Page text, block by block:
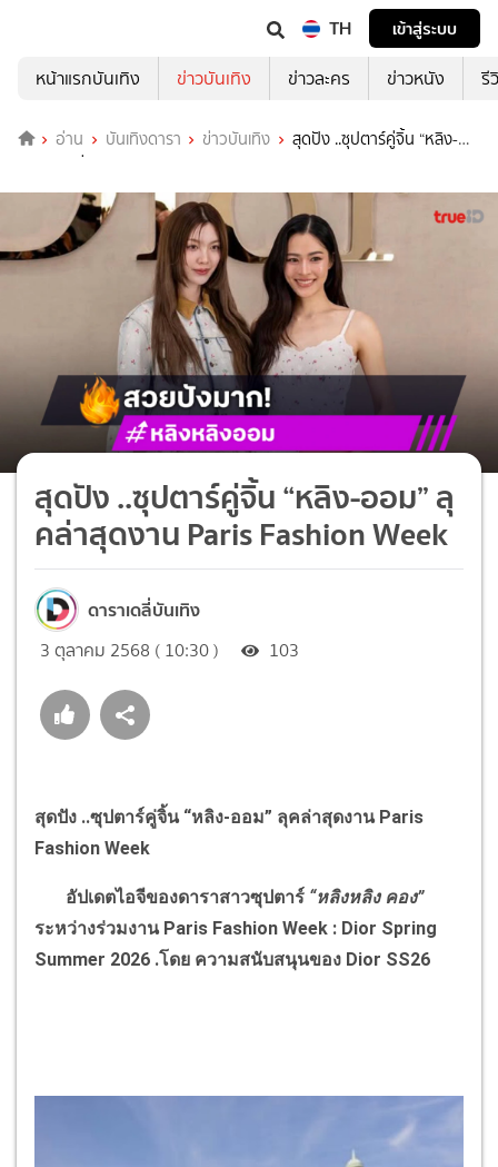
TH
เข้าสู่ระบบ
หน้าแรกบันเทิง
ข่าวบันเทิง ข่าวละคร ข่าวหนัง รี
อ่าน บันเทิงดารา ข่าวบันเทิง
สุดปัง ..ซุปตาร์คู่จิ้น “หลิง-
ออม” ลุคล่าสุดงาน Paris Fashion Week
สุดปัง ..ซุปตาร์คู่จิ้น “หลิง-ออม” ลุ
คล่าสุดงาน Paris Fashion Week
ดาราเดลี่บันเทิง
3 ตุลาคม 2568 ( 10:30 ) 103
สุดปัง ..ซุปตาร์คู่จิ้น “หลิง-ออม” ลุคล่าสุดงาน Paris
Fashion Week
อัปเดตไอจีของดาราสาวซุปตาร์ “หลิงหลิง คอง”
ระหว่างร่วมงาน Paris Fashion Week : Dior Spring
Summer 2026 .โดย ความสนับสนุนของ Dior SS26